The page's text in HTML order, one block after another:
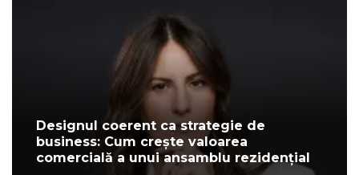
Designul coerent ca strategie de
business: Cum crește valoarea
comercială a unui ansamblu rezidențial